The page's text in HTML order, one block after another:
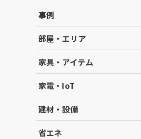
事例
部屋・エリア
家具・アイテム
家電・IoT
建材・設備
省エネ